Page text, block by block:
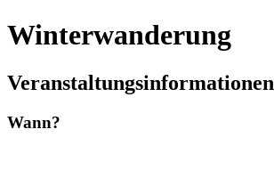
Winterwanderung
Veranstaltungsinformationen
Wann?